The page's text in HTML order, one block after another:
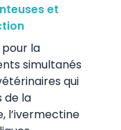
et
pour la
simultanés
qui
de la
l’ivermectine